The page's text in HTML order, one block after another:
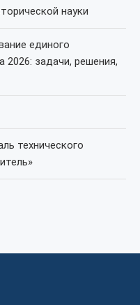
науки
единого
2026: задачи, решения,
технического